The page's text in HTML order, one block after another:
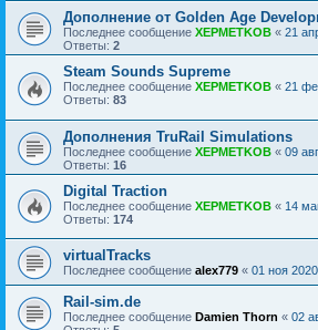
Дополнение от Golden Age
Последнее сообщение XEPMETKOB « 21
Ответы: 2
Steam Sounds Supreme
Последнее сообщение XEPMETKOB « 21
Ответы: 83
Дополнения TruRail Simulations
Последнее сообщение XEPMETKOB « 09
Ответы: 16
Digital Traction
Последнее сообщение XEPMETKOB « 14
Ответы: 174
virtualTracks
Последнее сообщение alex779 « 01 ноя
Rail-sim.de
Последнее сообщение Damien Thorn « 02